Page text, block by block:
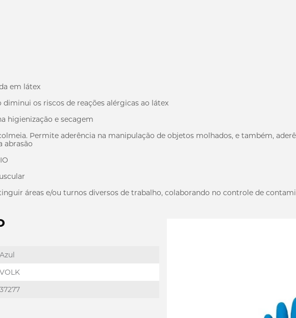
em látex
diminui os riscos de reações alérgicas ao látex
higienização e secagem
Permite aderência na manipulação de objetos molhados, e também,
abrasão
áreas e/ou turnos diversos de trabalho, colaborando no controle de
Azul
VOLK
37277